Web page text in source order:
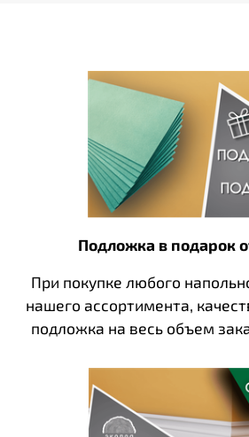
Подложка в подарок
При покупке любого
нашего ассортимента,
подложка на весь объем